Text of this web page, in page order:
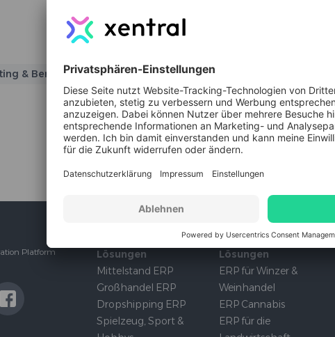
& Beratung Haus & Garten
Bauwesen
Platform
LinkExternal
Lösungen
Mittelstand ERP
Großhandel ERP
Dropshipping ERP
Spielzeug, Sport &
Lösungen
ERP für Winzer &
Weinhandel
ERP Cannabis
ERP für die